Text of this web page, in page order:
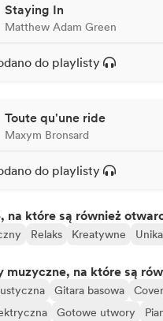
Staying In
Matthew Adam Green
do playlisty
Toute qu'une ride
Maxym Bronsard
do playlisty
na które są również
Relaks Kreatywne
muzyczne, na które są
Gitara basowa
Cover
Gotowe utwory